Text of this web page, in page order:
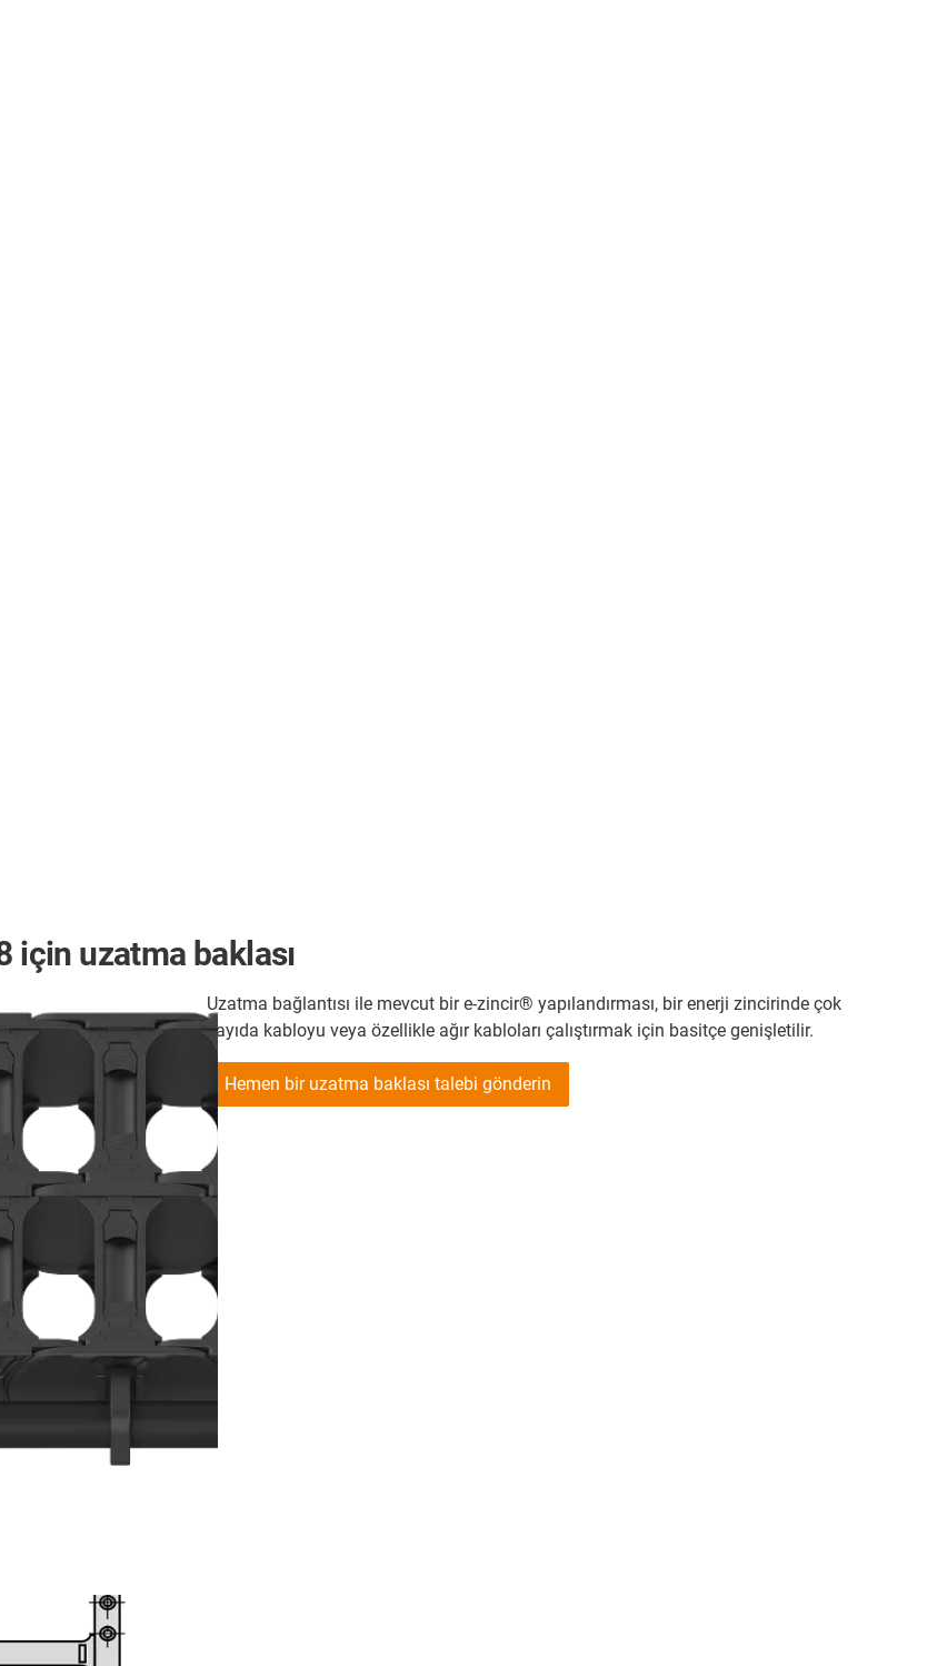
için uzatma baklası
Uzatma bağlantısı ile mevcut bir e-zincir® yapılandırması, bir enerji zincirinde çok
sayıda kabloyu veya özellikle ağır kabloları çalıştırmak için basitçe genişletilir.
Hemen bir uzatma baklası talebi gönderin